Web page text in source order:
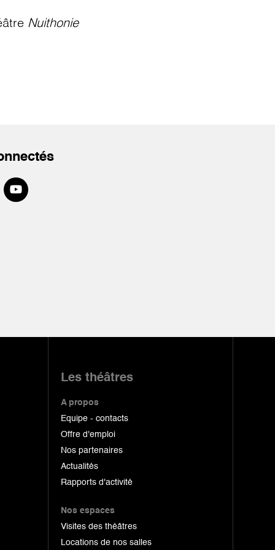
Nuithonie
Les théâtres
A propos
Equipe - contacts
Offre d'emploi
Nos partenaires
Actualités
Rapports d'activité
Nos espaces
Visites des théâtres
Locations de nos salles